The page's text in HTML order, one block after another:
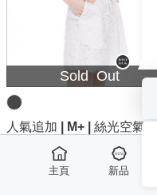
Sold Out
人氣追加 | M+ | 絲光空氣
感立體抓褶V領上衣-深灰
1,480
主頁 新品